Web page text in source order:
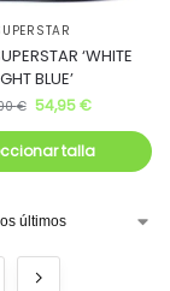
‘WHITE
BLUE’
€ 54,95€
talla